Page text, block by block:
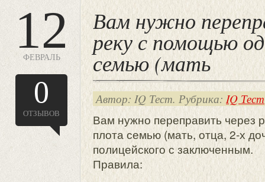
12
ФЕВРАЛЬ
0
ОТЗЫВОВ
Вам нужно
реку с помощью
семью (мать
Автор: IQ Тест. Рубрика: IQ Тест
Вам нужно переправить через
плота семью (мать, отца, 2-х
полицейского с заключенным.
Правила: